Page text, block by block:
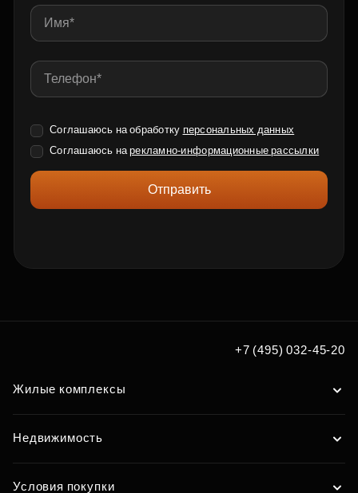
Соглашаюсь на обработку персональных данных
Соглашаюсь нарекламно-информационные рассылки
Отправить
+7 (495) 032-45-20
Жилые комплексы
Недвижимость
Условия покупки